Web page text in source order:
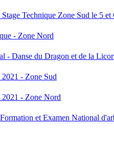
Technique Zone Sud le 5 et
- Zone Nord
- Danse du Dragon et de la
2021 - Zone Sud
2021 - Zone Nord
et Examen National